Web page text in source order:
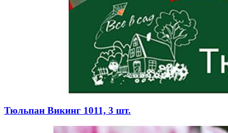
Тюльпан Викинг 1011, 3 шт.